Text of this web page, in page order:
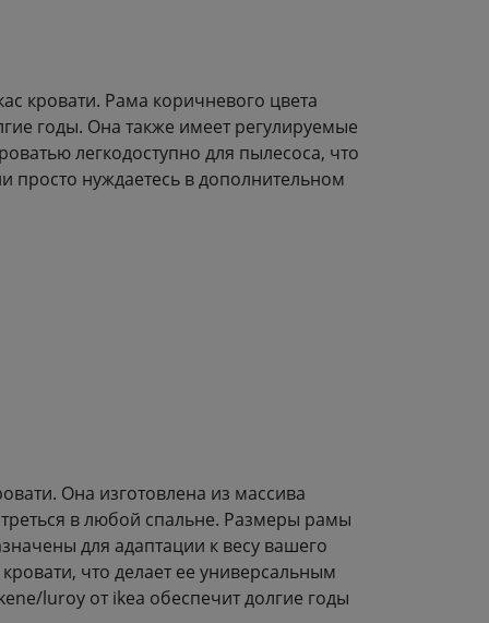
кровати. Рама коричневого цвета
годы. Она также имеет регулируемые
легкодоступно для пылесоса, что
просто нуждаетесь в дополнительном
Она изготовлена из массива
в любой спальне. Размеры рамы
для адаптации к весу вашего
что делает ее универсальным
luroy от ikea обеспечит долгие годы